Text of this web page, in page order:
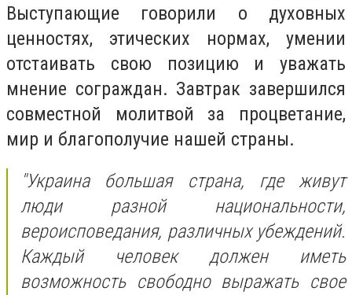
Выступающие говорили о духовных
ценностях, этических нормах, умении
отстаивать свою позицию и уважать
мнение сограждан. Завтрак завершился
совместной молитвой за процветание,
мир и благополучие нашей страны.
"Украина большая страна, где живут
люди разной национальности,
вероисповедания, различных убеждений.
Каждый человек должен иметь
возможность свободно выражать свое